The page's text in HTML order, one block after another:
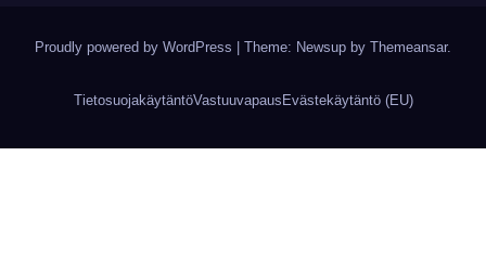
Proudly powered by WordPress Theme: Newsup by Themeansar.
TietosuojakäytäntöVastuuvapaus Evästekäytäntö (EU)